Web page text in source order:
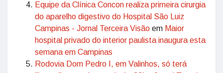
Equipe da Clínica Concon realiza primeira cirurgia
do aparelho digestivo do Hospital São Luiz
Campinas - Jornal Terceira Visão em Maior
hospital privado do interior paulista inaugura esta
semana em Campinas
Rodovia Dom Pedro I, em Valinhos, só terá